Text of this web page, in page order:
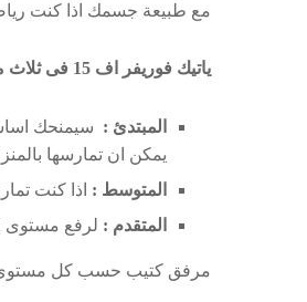
مع طبيعة جسمك اذا كنت
ياتيك فوريفر اف 15 فى ثلاث مستويات وهم :
المبتدئ : سيمنحك
يمكن ان تمارسها
المتوسط : اذا كنت
المتقدم : لرفع مستوى
مرفق كتيب حسب كل مستوى